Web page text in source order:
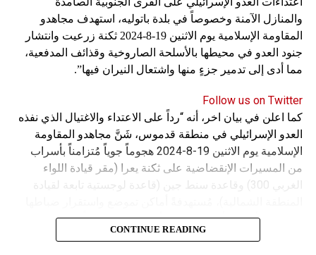
والمنازل الآمنة وخصوصاً في بلدة باتوليه، استهدف مجاهدو
المقاومة الإسلامية يوم الاثنين 19-8-2024 ثكنة زرعيت وانتشار
جنود العدو في محيطها بالأسلحة الصاروخية وقذائف المدفعية،
مما أدى إلى تدمير جزءٍ منها واشتعال النيران فيها”.
Follow us on Twitter
كما اعلن في بيان اخر، أنه “رداً على الاعتداء والاغتيال الذي نفذه
العدو الإسرائيلي في منطقة قدموس، شَنَّ مجاهدو المقاومة
الإسلامية يوم الاثنين 19-8-2024 هجوماً جوياً مُتزامناً بأسراب
من المسيرات الإنقضاضية على ثكنة يعرا (مقر قيادة اللواء
الغربي 300) وقاعدة سنط جين (قاعدة لوجستية تابعة لقيادة
وجنودها وأصابت أهدافها بدقة وأوقعت فيهم عدداً من القتلى
CONTINUE READING